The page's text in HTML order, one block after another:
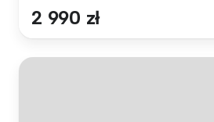
2 990 zł